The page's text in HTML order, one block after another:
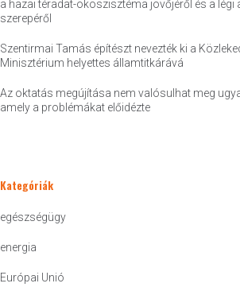
a hazai téradat-ökoszisztéma jövőjéről és a légi
szerepéről
Szentirmai Tamás építészt nevezték ki a
Minisztérium helyettes államtitkárává
Az oktatás megújítása nem valósulhat meg
amely a problémákat előidézte
Kategóriák
egészségügy
energia
Európai Unió